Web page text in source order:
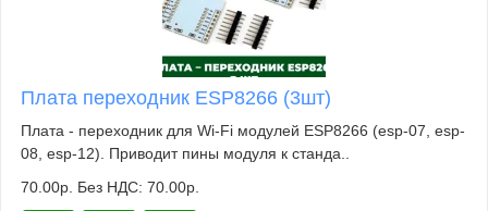
Плата переходник ESP8266 (3шт)
Плата - переходник для Wi-Fi модулей ESP8266 (esp-07, esp-
08, esp-12). Приводит пины модуля к станда..
70.00р. Без НДС: 70.00р.